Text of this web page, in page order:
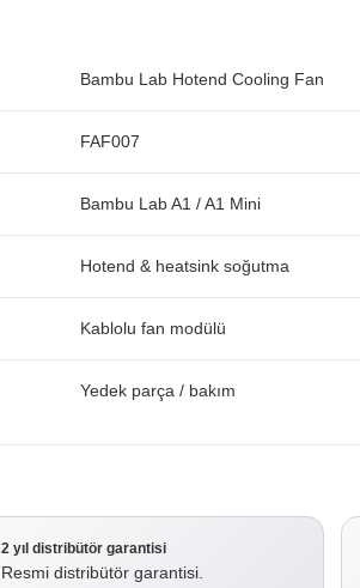
Bambu Lab Hotend Cooling Fan
FAF007
Bambu Lab A1 / A1 Mini
Hotend & heatsink soğutma
Kablolu fan modülü
Yedek parça / bakım
2 yıl distribütör garantisi
Resmi distribütör garantisi.